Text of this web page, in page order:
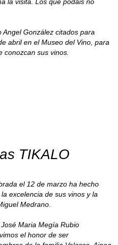
González citados para
abril en el Museo del Vino, para
conozcan sus vinos.
TIKALO
el 12 de marzo ha hecho
excelencia de sus vinos y la
Medrano.
Maria Megía Rubio
el honor de ser